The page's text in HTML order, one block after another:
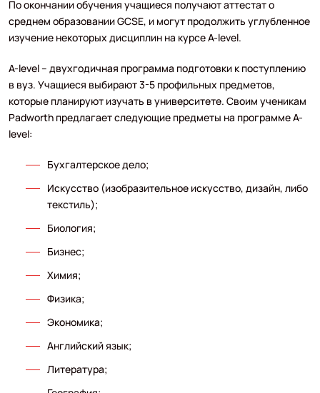
По окончании обучения учащиеся получают аттестат о
среднем образовании GCSE, и могут продолжить углубленное
изучение некоторых дисциплин на курсе A-level.
A-level – двухгодичная программа подготовки к поступлению
в вуз. Учащиеся выбирают 3-5 профильных предметов,
которые планируют изучать в университете. Своим ученикам
Padworth предлагает следующие предметы на программе A-
level:
Бухгалтерское дело;
Искусство (изобразительное искусство, дизайн, либо
текстиль);
Биология;
Бизнес;
Химия;
Физика;
Экономика;
Английский язык;
Литература;